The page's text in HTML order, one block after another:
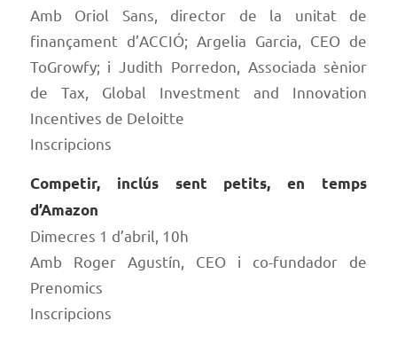
Amb Oriol Sans, director de la unitat de
finançament d’ACCIÓ; Argelia Garcia, CEO de
ToGrowfy; i Judith Porredon, Associada sènior
de Tax, Global Investment and Innovation
Incentives de Deloitte
Inscripcions
Competir, inclús sent petits, en temps
d’Amazon
Dimecres 1 d’abril, 10h
Amb Roger Agustín, CEO i co-fundador de
Prenomics
Inscripcions